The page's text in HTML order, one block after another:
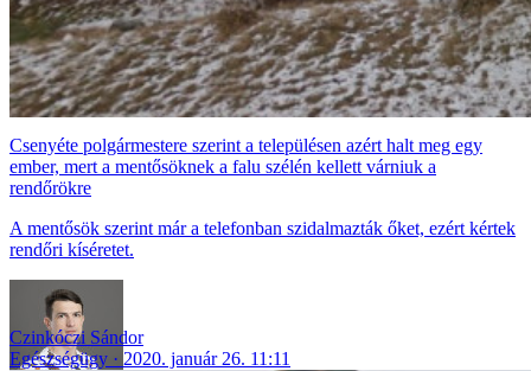
Csenyéte polgármestere szerint a településen azért halt meg egy
ember, mert a mentősöknek a falu szélén kellett várniuk a
rendőrökre
A mentősök szerint már a telefonban szidalmazták őket, ezért kértek
rendőri kíséretet.
Czinkóczi Sándor
Egészségügy
2020. január 26. 11:11